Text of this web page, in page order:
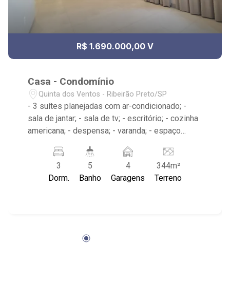
R$ 1.690.000,00 V
Casa - Condomínio
Quinta dos Ventos - Ribeirão Preto/SP
- 3 suítes planejadas com ar-condicionado; -
sala de jantar; - sala de tv; - escritório; - cozinha
americana; - despensa; - varanda; - espaço
com armários, box e espelho; - lavabo; -
vestiário; - piscina com hidro; - prainha; - área de
serviço; - banheiro de serviço; - 4 vagas de
3
Dorm.
5
Banho
4
Garagens
344m²
Terreno